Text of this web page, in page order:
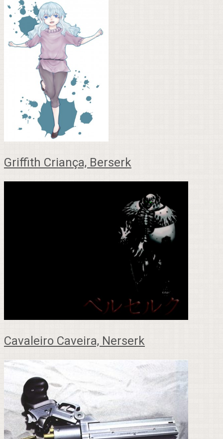
Griffith Criança, Berserk
Cavaleiro Caveira, Nerserk